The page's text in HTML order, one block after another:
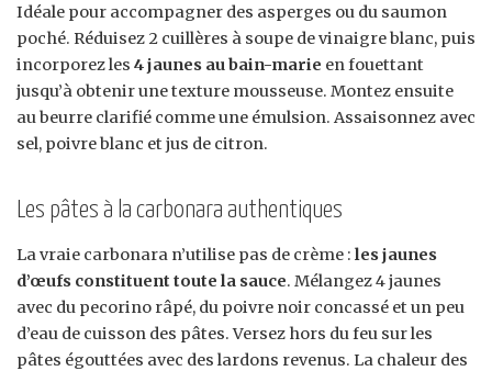
Idéale pour accompagner des asperges ou du saumon
poché. Réduisez 2 cuillères à soupe de vinaigre blanc, puis
incorporez les 4 jaunes au bain-marie en fouettant
jusqu’à obtenir une texture mousseuse. Montez ensuite
au beurre clarifié comme une émulsion. Assaisonnez avec
sel, poivre blanc et jus de citron.
Les pâtes à la carbonara authentiques
La vraie carbonara n’utilise pas de crème : les jaunes
d’œufs constituent toute la sauce. Mélangez 4 jaunes
avec du pecorino râpé, du poivre noir concassé et un peu
d’eau de cuisson des pâtes. Versez hors du feu sur les
pâtes égouttées avec des lardons revenus. La chaleur des